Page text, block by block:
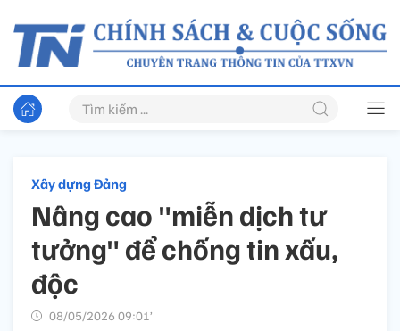
Xây dựng Đảng
Nâng cao "miễn dịch tư
tưởng" để chống tin xấu,
độc
08/05/2026 09:01’